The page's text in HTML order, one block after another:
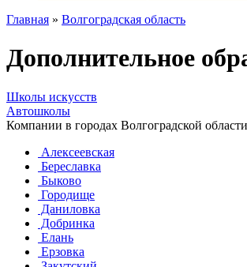
Главная » Волгоградская область
Дополнительное
Школы искусств
Автошколы
Компании в городах Волгоградской области
Алексеевская
Береславка
Быково
Городище
Даниловка
Добринка
Елань
Ерзовка